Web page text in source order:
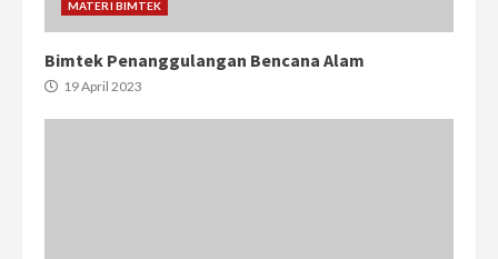
MATERI BIMTEK
Bimtek Penanggulangan Bencana Alam
19 April 2023